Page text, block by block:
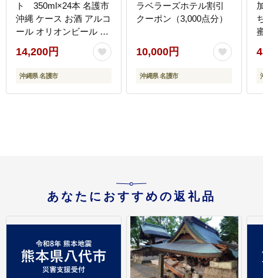
ト 350ml×24本 名護市
沖縄 ケース お酒 アルコ
ール オリオンビール ク
ラフトビール お土産 お
みやげ ギフト プレゼン
ト 速達 贈り物 おすすめ
きなわ BEER beer
14,200円
沖縄県 名護市
ラベラーズホテル割引
クーポン（3,000点分）
10,000円
沖縄県 名護市
あなたにおすすめの返礼品